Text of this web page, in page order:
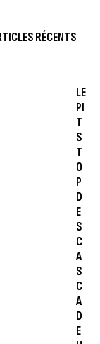
RÉCENTS
LE
PI
T
S
T
O
P
D
E
S
C
A
S
C
A
D
E